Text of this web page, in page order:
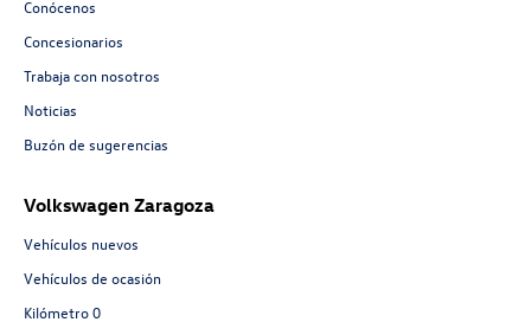
Conócenos
Concesionarios
Trabaja con nosotros
Noticias
Buzón de sugerencias
Volkswagen Zaragoza
Vehículos nuevos
Vehículos de ocasión
Kilómetro 0